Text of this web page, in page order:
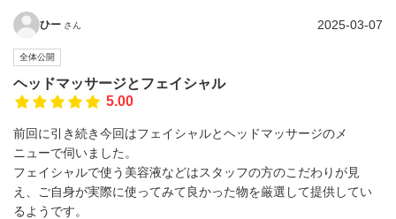
ひー さん 2025-03-07
全体公開
ヘッドマッサージとフェイシャル
5.00
前回に引き続き今回はフェイシャルとヘッドマッサージのメ
ニューで伺いました。
フェイシャルで使う美容液などはスタッフの方のこだわりが見
え、ご自身が実際に使ってみて良かった物を厳選して提供してい
るようです。